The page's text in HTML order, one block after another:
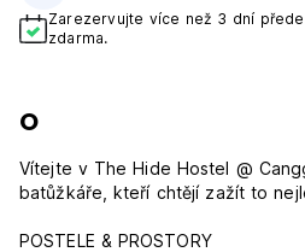
Zarezervujte více než 3 dní
zdarma.
O
Vítejte v The Hide Hostel @
batůžkáře, kteří chtějí zažít to
POSTELE & PROSTORY